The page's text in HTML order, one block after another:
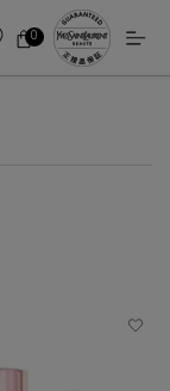
カ
0
0 カート内の製品